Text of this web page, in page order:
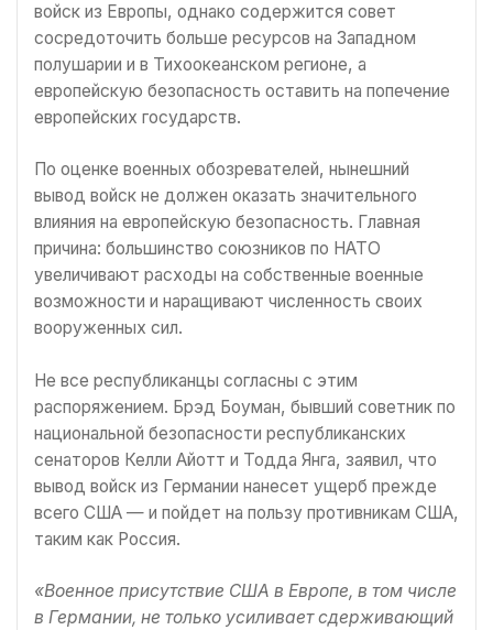
войск из Европы, однако содержится совет
сосредоточить больше ресурсов на Западном
полушарии и в Тихоокеанском регионе, а
европейскую безопасность оставить на попечение
европейских государств.
По оценке военных обозревателей, нынешний
вывод войск не должен оказать значительного
влияния на европейскую безопасность. Главная
причина: большинство союзников по НАТО
увеличивают расходы на собственные военные
возможности и наращивают численность своих
вооруженных сил.
Не все республиканцы согласны с этим
распоряжением. Брэд Боуман, бывший советник по
национальной безопасности республиканских
сенаторов Келли Айотт и Тодда Янга, заявил, что
вывод войск из Германии нанесет ущерб прежде
всего США — и пойдет на пользу противникам США,
таким как Россия.
«Военное присутствие США в Европе, в том числе
в Германии, не только усиливает сдерживающий